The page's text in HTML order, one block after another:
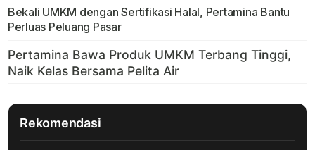
Bekali UMKM dengan Sertifikasi Halal, Pertamina Bantu
Perluas Peluang Pasar
Rekomendasi